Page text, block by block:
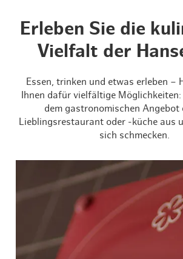
Erleben Sie die
Vielfalt der
Essen, trinken und etwas erleben –
Ihnen dafür vielfältige Möglichkeiten:
dem gastronomischen Angebot
Lieblingsrestaurant oder -küche aus
sich schmecken.